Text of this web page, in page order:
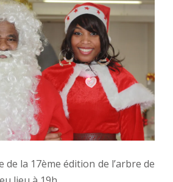
la 17ème édition de l’arbre de